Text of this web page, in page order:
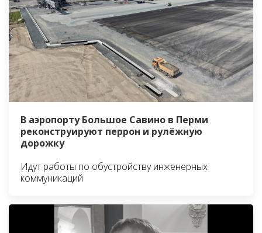
В аэропорту Большое Савино в Перми
реконструируют перрон и рулёжную
дорожку
Идут работы по обустройству инженерных
коммуникаций